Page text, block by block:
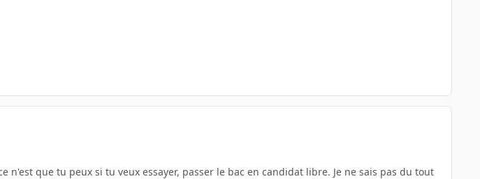
n'est que tu peux si tu veux essayer, passer le bac en candidat libre. Je ne sais pas du tout